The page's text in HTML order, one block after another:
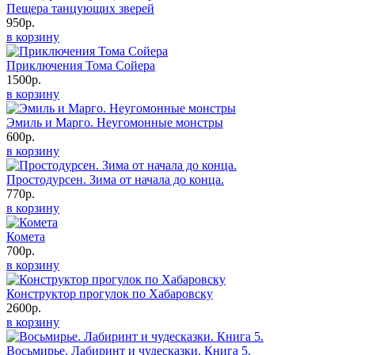
Пещера танцующих зверей
950р.
в корзину
Приключения Тома Сойера
1500р.
в корзину
Эмиль и Марго. Неугомонные монстры
600р.
в корзину
Простодурсен. Зима от начала до конца.
770р.
в корзину
Комета
700р.
в корзину
Конструктор прогулок по Хабаровску
2600р.
в корзину
Восьмирье. Лабиринт и чудесказки. Книга 5.